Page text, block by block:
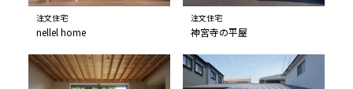
注文住宅
nellel home
注文住宅
神宮寺の平屋